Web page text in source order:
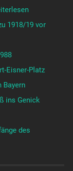
1918/19 vor
Eisner-Platz
Bayern
ins Genick
des